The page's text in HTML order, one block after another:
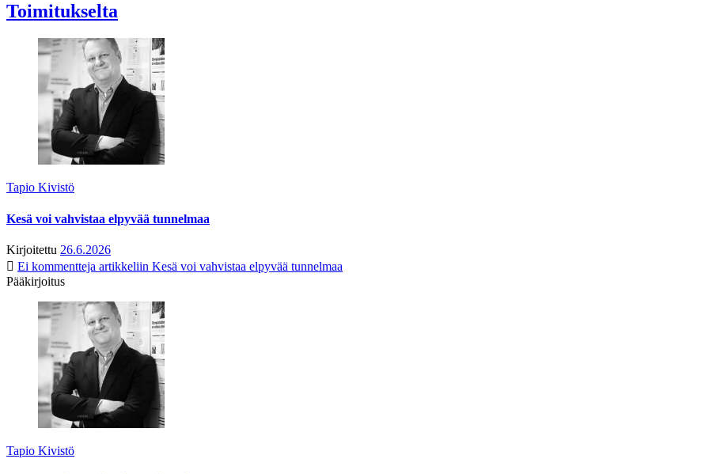
Toimitukselta
Tapio Kivistö
Kesä voi vahvistaa elpyvää tunnelmaa
Kirjoitettu 26.6.2026
Ei kommentteja artikkeliin Kesä voi vahvistaa elpyvää tunnelmaa
Pääkirjoitus
Tapio Kivistö